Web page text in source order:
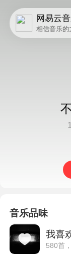
网易云
相信音乐的
音乐品味
我喜
580首